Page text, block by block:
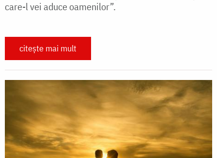
care-l vei aduce oamenilor”.
citește mai mult